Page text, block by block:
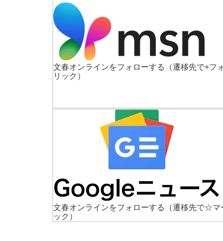
文春オンラインをフォローする
（遷移先で+フ
リック）
文春オンラインをフォローする
（遷移先で☆マ
ック）